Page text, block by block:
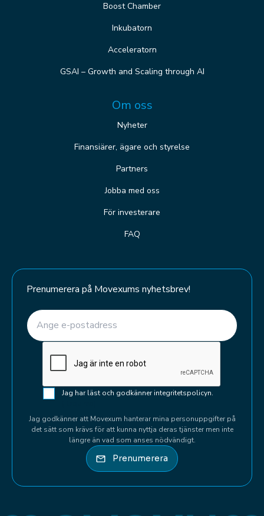
Boost Chamber
Inkubatorn
Acceleratorn
GSAI – Growth and Scaling through AI
Om oss
Nyheter
Finansiärer, ägare och styrelse
Partners
Jobba med oss
För investerare
FAQ
Prenumerera på Movexums nyhetsbrev!
E-post
Prenumerera
Samtycke(Required)
Jag har läst och godkänner integritetspolicyn.
Jag godkänner att Movexum hanterar mina personuppgifter på
det sätt som krävs för att kunna nyttja deras tjänster men inte
längre än vad som anses nödvändigt.